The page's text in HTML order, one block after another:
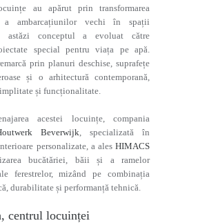
au apărut prin transformarea
ambarcațiunilor vechi în spații
astăzi conceptul a evoluat către
special pentru viața pe apă.
prin planuri deschise, suprafețe
și o arhitectură contemporană,
și funcționalitate.
acestei locuințe, compania
Beverwijk, specializată în
personalizate, a ales HIMACS
bucătăriei, băii și a ramelor
ferestrelor, mizând pe combinația
durabilitate și performanță tehnică.
centrul locuinței